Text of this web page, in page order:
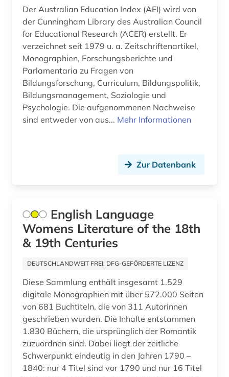
baustoff (3)
bautechnik (4)
bauvertrag (1)
bauwesen (4)
bauwirtschaft (2)
bayerische staatsbibliothek (1)
behindertenarbeit (1)
bekämpfung (1)
belgien (4)
belletristik (2)
benedictus de spinoza (1)
Der Australian Education Index (AEI) wird von
der Cunningham Library des Australian Council
for Educational Research (ACER) erstellt. Er
verzeichnet seit 1979 u. a. Zeitschriftenartikel,
Monographien, Forschungsberichte und
Parlamentaria zu Fragen von
Bildungsforschung, Curriculum, Bildungspolitik,
Bildungsmanagement, Soziologie und
Psychologie. Die aufgenommenen Nachweise
sind entweder von aus... Mehr Informationen
Zur Datenbank
English Language
Womens Literature of the 18th
& 19th Centuries
DEUTSCHLANDWEIT FREI, DFG-GEFÖRDERTE LIZENZ
Diese Sammlung enthält insgesamt 1.529
digitale Monographien mit über 572.000 Seiten
von 681 Buchtiteln, die von 311 Autorinnen
geschrieben wurden. Die Inhalte entstammen
1.830 Büchern, die ursprünglich der Romantik
zuzuordnen sind. Dabei liegt der zeitliche
Schwerpunkt eindeutig in den Jahren 1790 –
1840: nur 4 Titel sind vor 1790 und nur 16 Titel